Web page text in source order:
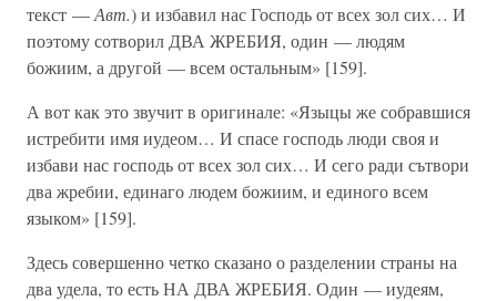
текст —Авт.) и избавил нас Господь от всех зол сих… И
поэтому сотворил ДВА ЖРЕБИЯ, один — людям
божиим, а другой — всем остальным» [159].
А вот как это звучит в оригинале: «Языцы же собравшися
истребити имя иудеом… И спасе господь люди своя и
избави нас господь от всех зол сих… И сего ради сътвори
два жребии, единаго людем божиим, и единого всем
языком» [159].
Здесь совершенно четко сказано о разделении страны на
два удела, то есть НА ДВА ЖРЕБИЯ. Один — иудеям,